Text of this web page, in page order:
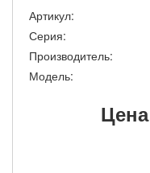
Артикул:
Серия:
Производитель:
Модель:
Цена